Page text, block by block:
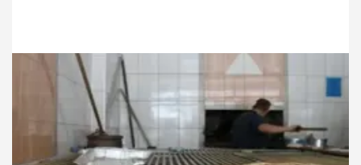
teşekkürlerimizi sunuyoruz" dedi.
Gündem